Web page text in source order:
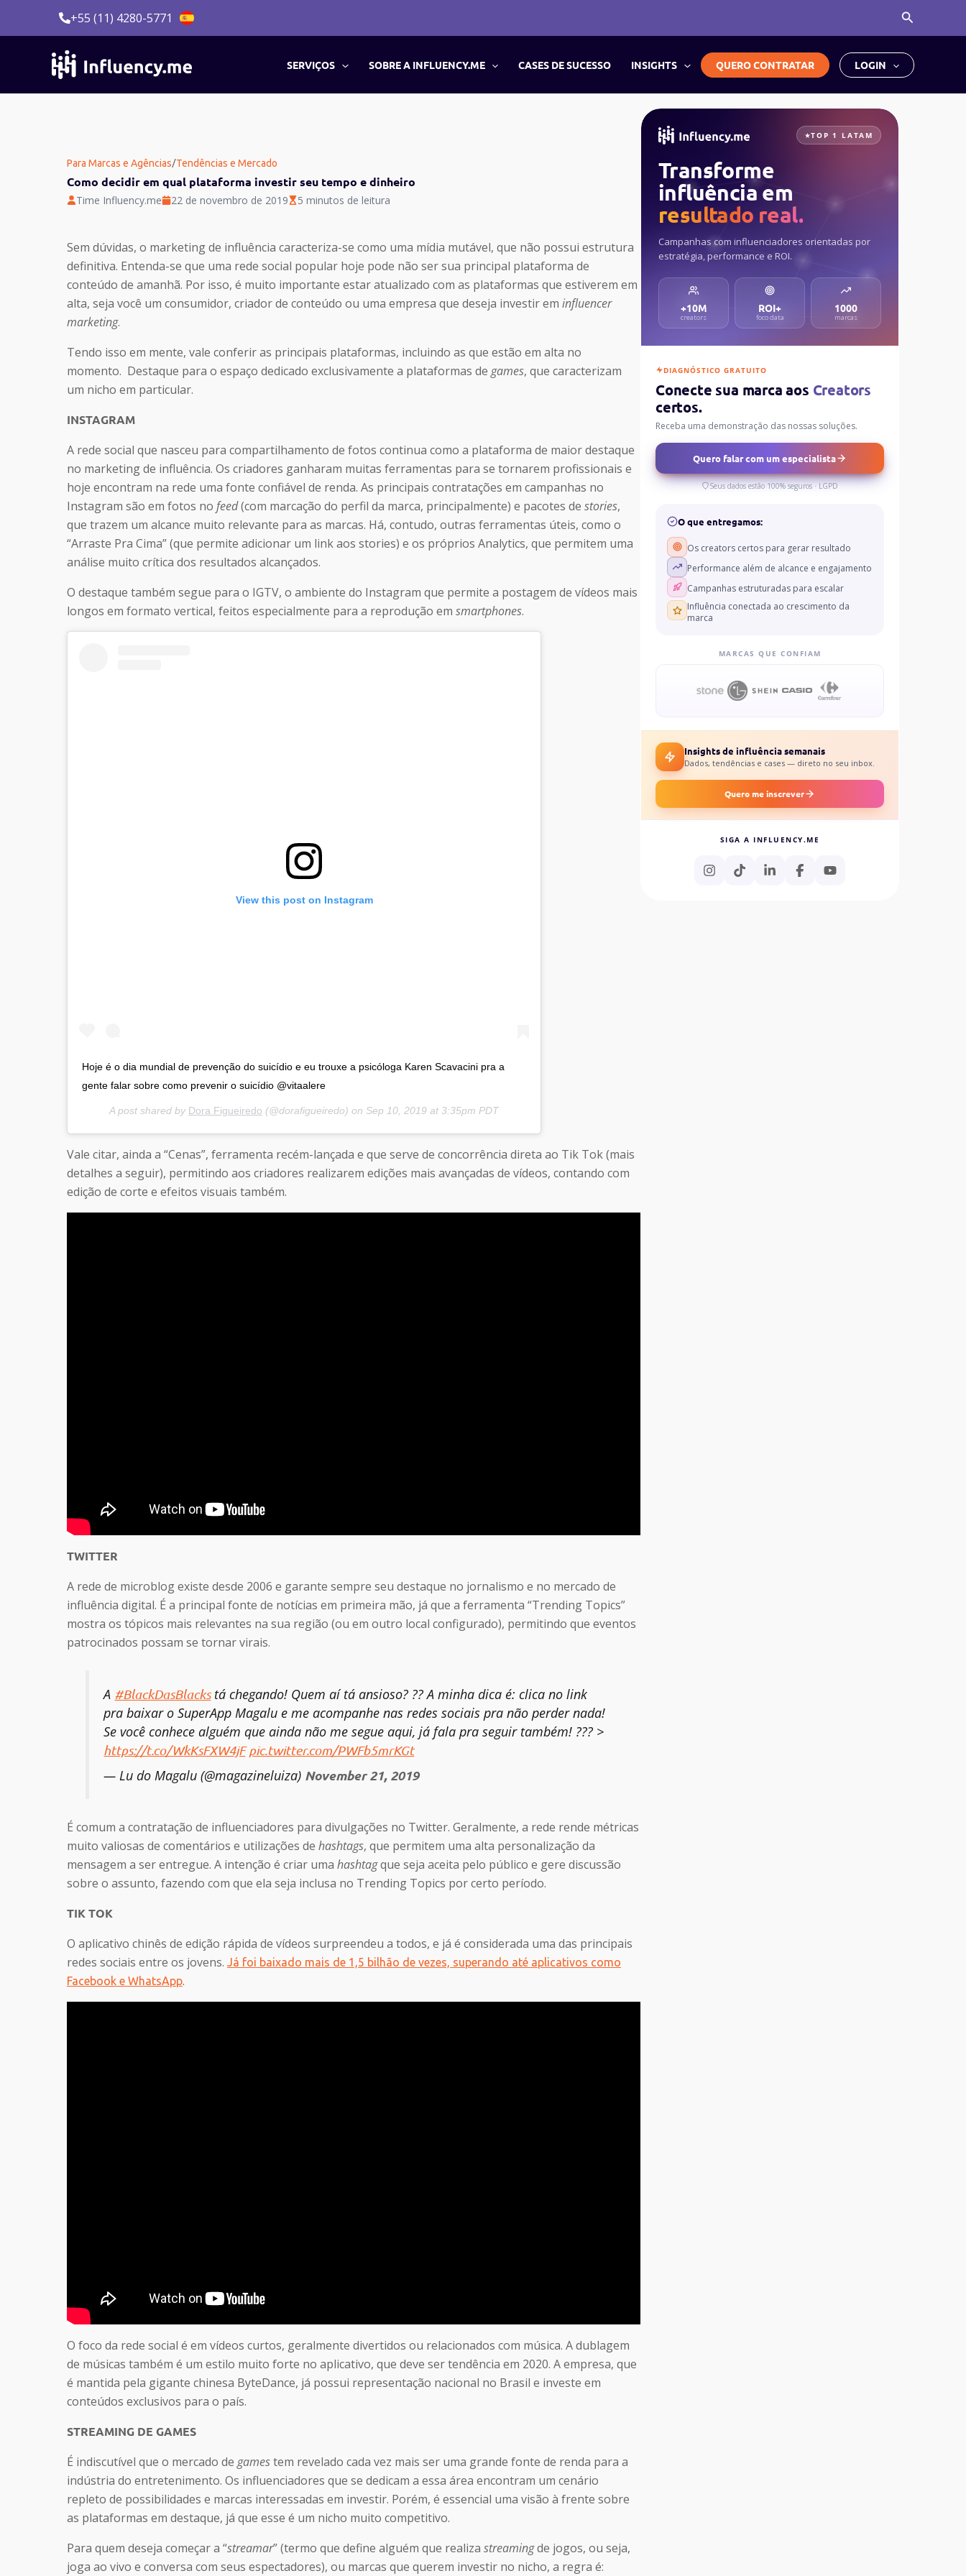
+55 (11) 4280-5771 Pesquisar
SERVIÇOS SOBRE A INFLUENCY.ME CASES DE SUCESSO INSIGHTS QUERO CONTRATAR LOGIN
Para Marcas e Agências/Tendências e Mercado
Como decidir em qual plataforma investir seu tempo e dinheiro
Time Influency.me 22 de novembro de 2019 5 minutos de leitura
Sem dúvidas, o marketing de influência caracteriza-se como uma mídia mutável, que não possui estrutura
definitiva. Entenda-se que uma rede social popular hoje pode não ser sua principal plataforma de
conteúdo de amanhã. Por isso, é muito importante estar atualizado com as plataformas que estiverem em
alta, seja você um consumidor, criador de conteúdo ou uma empresa que deseja investir em influencer
marketing.
Tendo isso em mente, vale conferir as principais plataformas, incluindo as que estão em alta no
momento. Destaque para o espaço dedicado exclusivamente a plataformas de games, que caracterizam
um nicho em particular.
INSTAGRAM
A rede social que nasceu para compartilhamento de fotos continua como a plataforma de maior destaque
no marketing de influência. Os criadores ganharam muitas ferramentas para se tornarem profissionais e
hoje encontram na rede uma fonte confiável de renda. As principais contratações em campanhas no
Instagram são em fotos no feed(com marcação do perfil da marca, principalmente) e pacotes de stories,
que trazem um alcance muito relevante para as marcas. Há, contudo, outras ferramentas úteis, como o
“Arraste Pra Cima” (que permite adicionar um link aos stories) e os próprios Analytics, que permitem uma
análise muito crítica dos resultados alcançados.
O destaque também segue para o IGTV, o ambiente do Instagram que permite a postagem de vídeos mais
longos em formato vertical, feitos especialmente para a reprodução em smartphones.
View this post on Instagram
Hoje é o dia mundial de prevenção do suicídio e eu trouxe a psicóloga Karen Scavacini pra a
gente falar sobre como prevenir o suicídio @vitaalere
A post shared by Dora Figueiredo (@dorafigueiredo) on Sep 10, 2019 at 3:35pm PDT
Vale citar, ainda a “Cenas”, ferramenta recém-lançada e que serve de concorrência direta ao Tik Tok (mais
detalhes a seguir), permitindo aos criadores realizarem edições mais avançadas de vídeos, contando com
edição de corte e efeitos visuais também.
TWITTER
A rede de microblog existe desde 2006 e garante sempre seu destaque no jornalismo e no mercado de
influência digital. É a principal fonte de notícias em primeira mão, já que a ferramenta “Trending Topics”
mostra os tópicos mais relevantes na sua região (ou em outro local configurado), permitindo que eventos
patrocinados possam se tornar virais.
A #BlackDasBlackstá chegando! Quem aí tá ansioso? ??‍ A minha dica é: clica no link
pra baixar o SuperApp Magalu e me acompanhe nas redes sociais pra não perder nada!
Se você conhece alguém que ainda não me segue aqui, já fala pra seguir também! ??? >
https://t.co/WkKsFXW4jF pic.twitter.com/PWFb5mrKGt
— Lu do Magalu (@magazineluiza) November 21, 2019
É comum a contratação de influenciadores para divulgações no Twitter. Geralmente, a rede rende métricas
muito valiosas de comentários e utilizações de hashtags, que permitem uma alta personalização da
mensagem a ser entregue. A intenção é criar uma hashtagque seja aceita pelo público e gere discussão
sobre o assunto, fazendo com que ela seja inclusa no Trending Topics por certo período.
TIK TOK
O aplicativo chinês de edição rápida de vídeos surpreendeu a todos, e já é considerada uma das principais
redes sociais entre os jovens. Já foi baixado mais de 1,5 bilhão de vezes, superando até aplicativos como
Facebook e WhatsApp.
O foco da rede social é em vídeos curtos, geralmente divertidos ou relacionados com música. A dublagem
de músicas também é um estilo muito forte no aplicativo, que deve ser tendência em 2020. A empresa, que
é mantida pela gigante chinesa ByteDance, já possui representação nacional no Brasil e investe em
conteúdos exclusivos para o país.
STREAMING DE GAMES
É indiscutível que o mercado de gamestem revelado cada vez mais ser uma grande fonte de renda para a
indústria do entretenimento. Os influenciadores que se dedicam a essa área encontram um cenário
repleto de possibilidades e marcas interessadas em investir. Porém, é essencial uma visão à frente sobre
as plataformas em destaque, já que esse é um nicho muito competitivo.
Para quem deseja começar a “streamar” (termo que define alguém que realiza streamingde jogos, ou seja,
joga ao vivo e conversa com seus espectadores), ou marcas que querem investir no nicho, a regra é:
TOP 1 LATAM
Transforme
influência em
resultado real.
Campanhas com influenciadores orientadas por
estratégia, performance e ROI.
+10M
creators
ROI+
foco data
1000
marcas
DIAGNÓSTICO GRATUITO
Conecte sua marca aos Creators
certos.
Receba uma demonstração das nossas soluções.
Quero falar com um especialista
Seus dados estão 100% seguros · LGPD
O que entregamos:
Os creators certos para gerar resultado
Performance além de alcance e engajamento
Campanhas estruturadas para escalar
Influência conectada ao crescimento da
marca
MARCAS QUE CONFIAM
Insights de influência semanais
Dados, tendências e cases — direto no seu inbox.
Quero me inscrever
SIGA A INFLUENCY.ME